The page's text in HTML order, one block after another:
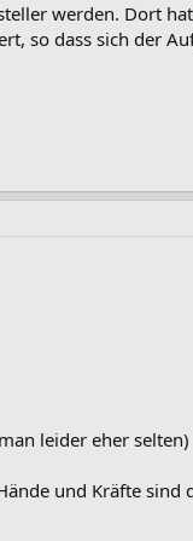
werden. Dort
so dass sich der
leider eher selten)
und Kräfte sind